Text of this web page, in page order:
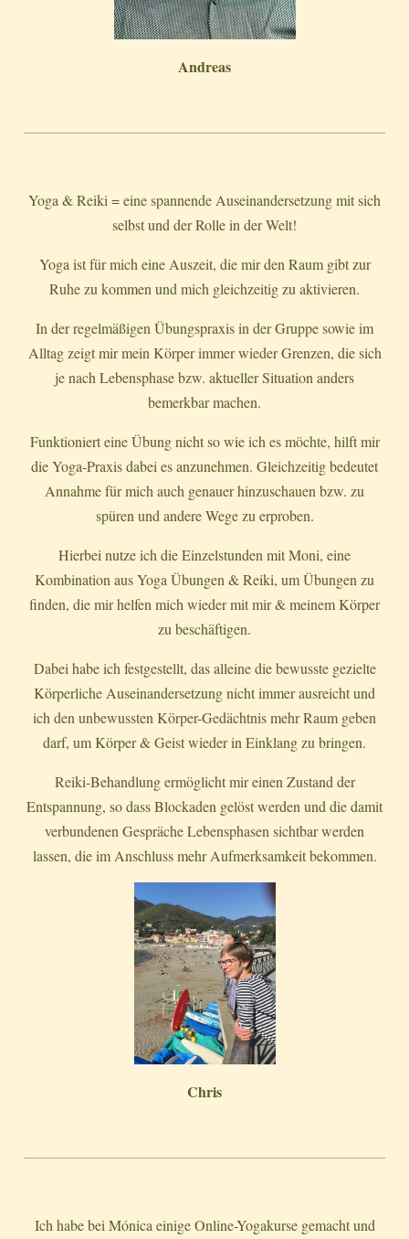
Andreas
Yoga & Reiki = eine spannende Auseinandersetzung mit sich
selbst und der Rolle in der Welt!
Yoga ist für mich eine Auszeit, die mir den Raum gibt zur
Ruhe zu kommen und mich gleichzeitig zu aktivieren.
In der regelmäßigen Übungspraxis in der Gruppe sowie im
Alltag zeigt mir mein Körper immer wieder Grenzen, die sich
je nach Lebensphase bzw. aktueller Situation anders
bemerkbar machen.
Funktioniert eine Übung nicht so wie ich es möchte, hilft mir
die Yoga-Praxis dabei es anzunehmen. Gleichzeitig bedeutet
Annahme für mich auch genauer hinzuschauen bzw. zu
spüren und andere Wege zu erproben.
Hierbei nutze ich die Einzelstunden mit Moni, eine
Kombination aus Yoga Übungen & Reiki, um Übungen zu
finden, die mir helfen mich wieder mit mir & meinem Körper
zu beschäftigen.
Dabei habe ich festgestellt, das alleine die bewusste gezielte
Körperliche Auseinandersetzung nicht immer ausreicht und
ich den unbewussten Körper-Gedächtnis mehr Raum geben
darf, um Körper & Geist wieder in Einklang zu bringen.
Reiki-Behandlung ermöglicht mir einen Zustand der
Entspannung, so dass Blockaden gelöst werden und die damit
verbundenen Gespräche Lebensphasen sichtbar werden
lassen, die im Anschluss mehr Aufmerksamkeit bekommen.
Chris
Ich habe bei Mónica einige Online-Yogakurse gemacht und